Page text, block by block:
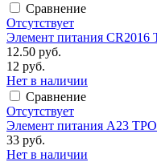
Сравнение
Отсутствует
Элемент питания
12.50 руб.
12 руб.
Нет в наличии
Сравнение
Отсутствует
Элемент питания А23
33 руб.
Нет в наличии